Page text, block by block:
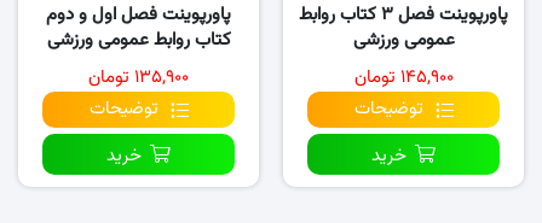
پاورپوینت فصل ۳ کتاب روابط
عمومی ورزشی
۱۴۵,۹۰۰ تومان
توضیحات
خرید
پاورپوینت فصل اول و دوم
کتاب روابط عمومی ورزشی
۱۳۵,۹۰۰ تومان
توضیحات
خرید